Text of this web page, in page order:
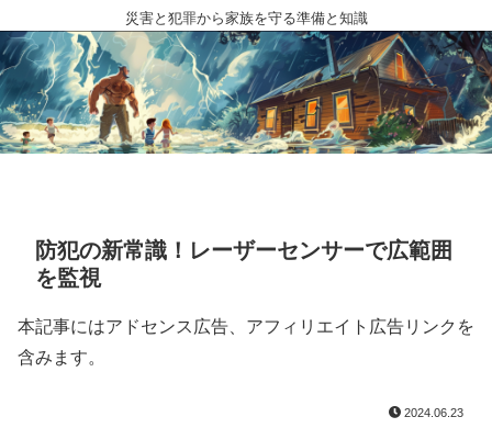
災害と犯罪から家族を守る準備と知識
防犯の新常識！レーザーセンサーで広範囲
を監視
本記事にはアドセンス広告、アフィリエイト広告リンクを
含みます。
2024.06.23